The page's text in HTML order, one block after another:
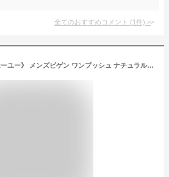
全てのおすすめコメント (1件) >
【医薬部外品】《ホーユー》 メンズビゲン ワンプッシュ ナチュラルブラック 7 (白髪染め)